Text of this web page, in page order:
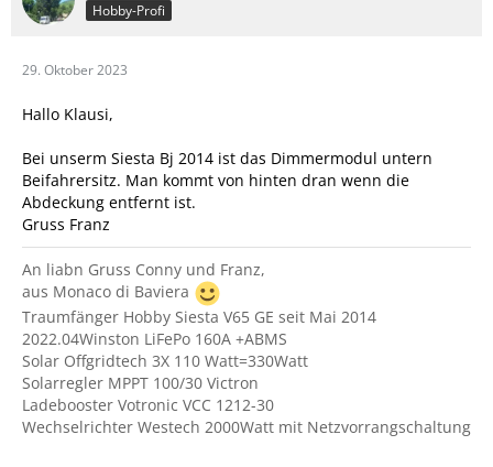
Hobby-Profi
29. Oktober 2023
Hallo Klausi,
Bei unserm Siesta Bj 2014 ist das Dimmermodul untern
Beifahrersitz. Man kommt von hinten dran wenn die
Abdeckung entfernt ist.
Gruss Franz
An liabn Gruss Conny und Franz,
aus Monaco di Baviera
Traumfänger Hobby Siesta V65 GE seit Mai 2014
2022.04Winston LiFePo 160A +ABMS
Solar Offgridtech 3X 110 Watt=330Watt
Solarregler MPPT 100/30 Victron
Ladebooster Votronic VCC 1212-30
Wechselrichter Westech 2000Watt mit Netzvorrangschaltung